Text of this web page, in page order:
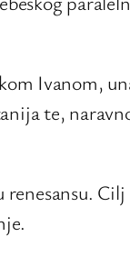
Ivanom,
te,
renesansu.